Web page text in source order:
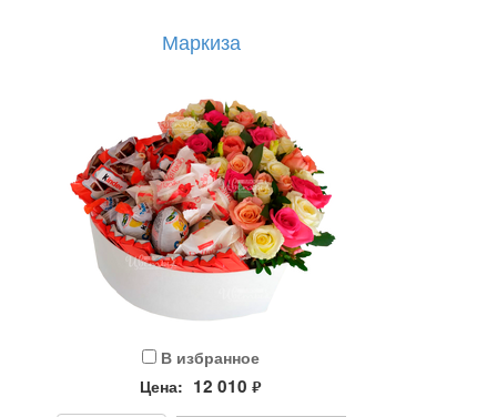
Маркиза
В избранное
Цена: 12 010 руб.